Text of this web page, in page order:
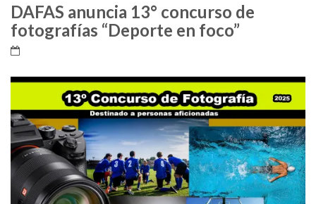
DAFAS anuncia 13° concurso de
fotografías “Deporte en foco”